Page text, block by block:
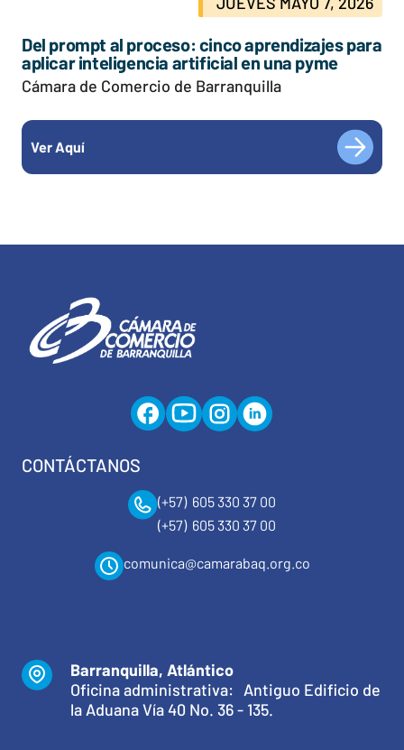
Del prompt al proceso: cinco aprendizajes para
aplicar inteligencia artificial en una pyme
Cámara de Comercio de Barranquilla
Ver Aquí
CONTÁCTANOS
(+57) 605 330 37 00
(+57) 605 330 37 00
comunica@camarabaq.org.co
Barranquilla, Atlántico
Oficina administrativa: Antiguo Edificio de
la Aduana Vía 40 No. 36 - 135.